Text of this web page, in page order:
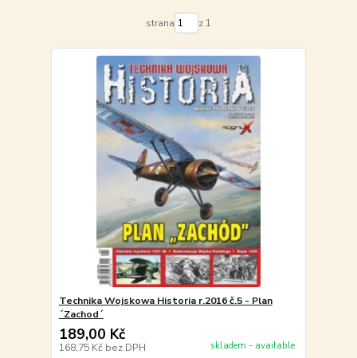
strana z 1
Technika Wojskowa Historia r.2016 č.5 - Plan
´Zachod´
189,00 Kč
168,75 Kč bez DPH skladem - available